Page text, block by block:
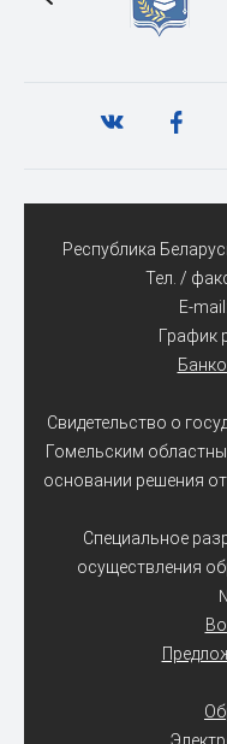
Республика
Тел. /
E-mail:
График
Свидетельство о
Гомельским
основании решения
Специальное
осуществления